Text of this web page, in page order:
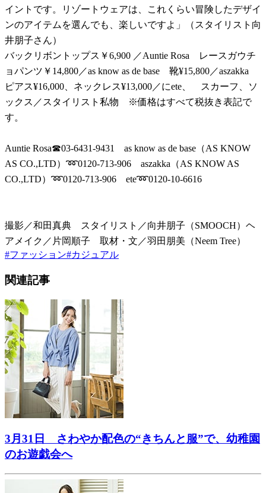
イントです。リゾートウェアは、これくらい冒険したデザイ
ンのアイテムを選んでも、楽しいですよ」（スタイリスト向
井朋子さん）
バックリボントップス￥6,900 ／Auntie Rosa レースガウチ
ョパンツ￥14,800／as know as de base 靴¥15,800／aszakka
ピアス¥16,000、ネックレス¥13,000／にete、 スカーフ、ソ
ックス／スタイリスト私物 ※価格はすべて税抜き表記で
す。
Auntie Rosa☎︎03-6431-9431 as know as de base（AS KNOW
AS CO.,LTD）➿0120-713-906 aszakka（AS KNOW AS
CO.,LTD）➿0120-713-906 ete➿0120-10-6616
撮影／和田真典 スタイリスト／向井朋子（SMOOCH）ヘ
アメイク／片岡順子 取材・文／羽田朋美（Neem Tree）
#ファッション#カジュアル
関連記事
3月31日 さわやか配色の“きちんと服”で、幼稚園
のお遊戯会へ